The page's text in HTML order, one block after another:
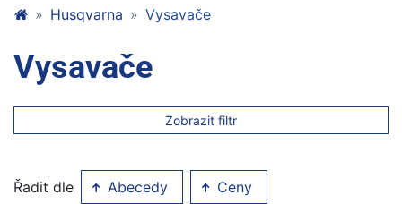
Husqvarna Vysavače
Vysavače
Zobrazit filtr
Řadit dle Abecedy Ceny